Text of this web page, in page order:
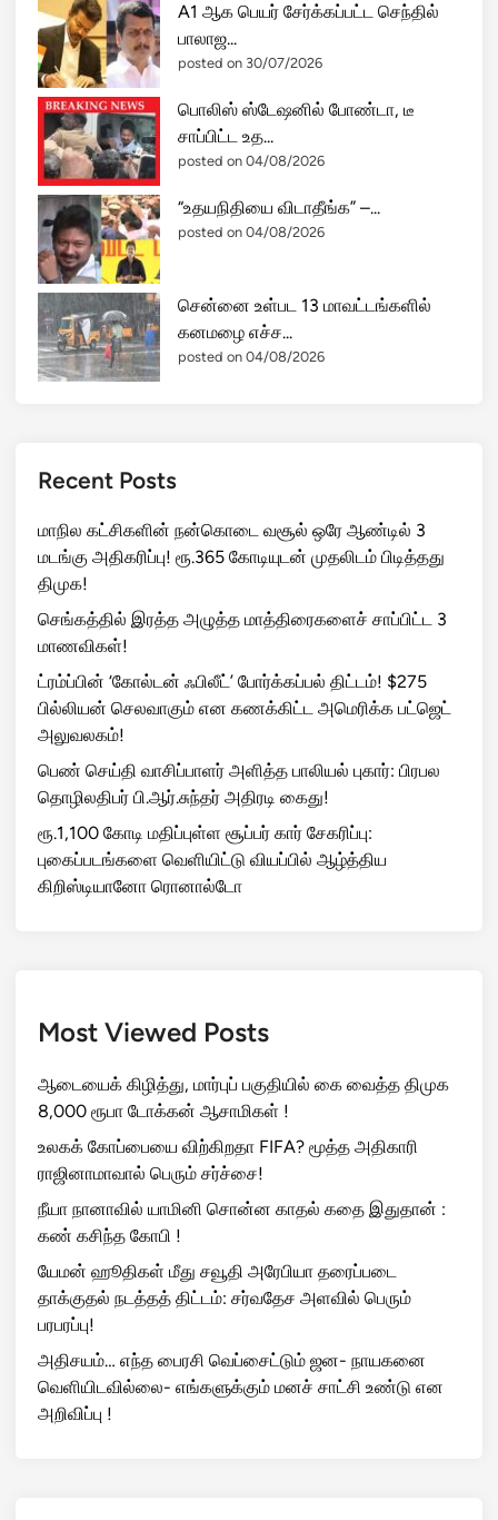
A1 ஆக பெயர் சேர்க்கப்பட்ட செந்தில்
பாலாஜ...
posted on 30/07/2026
பொலிஸ் ஸ்டேஷனில் போண்டா, டீ
சாப்பிட்ட உத...
posted on 04/08/2026
“உதயநிதியை விடாதீங்க” –...
posted on 04/08/2026
சென்னை உள்பட 13 மாவட்டங்களில்
கனமழை எச்ச...
posted on 04/08/2026
Recent Posts
மாநில கட்சிகளின் நன்கொடை வசூல் ஒரே ஆண்டில் 3
மடங்கு அதிகரிப்பு! ரூ.365 கோடியுடன் முதலிடம் பிடித்தது
திமுக!
செங்கத்தில் இரத்த அழுத்த மாத்திரைகளைச் சாப்பிட்ட 3
மாணவிகள்!
ட்ரம்ப்பின் ‘கோல்டன் ஃபிலீட்’ போர்க்கப்பல் திட்டம்! $275
பில்லியன் செலவாகும் என கணக்கிட்ட அமெரிக்க பட்ஜெட்
அலுவலகம்!
பெண் செய்தி வாசிப்பாளர் அளித்த பாலியல் புகார்: பிரபல
தொழிலதிபர் பி.ஆர்.சுந்தர் அதிரடி கைது!
ரூ.1,100 கோடி மதிப்புள்ள சூப்பர் கார் சேகரிப்பு:
புகைப்படங்களை வெளியிட்டு வியப்பில் ஆழ்த்திய
கிறிஸ்டியானோ ரொனால்டோ
Most Viewed Posts
ஆடையைக் கிழித்து, மார்புப் பகுதியில் கை வைத்த திமுக
8,000 ரூபா டோக்கன் ஆசாமிகள் !
உலகக் கோப்பையை விற்கிறதா FIFA? மூத்த அதிகாரி
ராஜினாமாவால் பெரும் சர்ச்சை!
நீயா நானாவில் யாமினி சொன்ன காதல் கதை இதுதான் :
கண் கசிந்த கோபி !
யேமன் ஹூதிகள் மீது சவூதி அரேபியா தரைப்படை
தாக்குதல் நடத்தத் திட்டம்: சர்வதேச அளவில் பெரும்
பரபரப்பு!
அதிசயம்… எந்த பைரசி வெப்சைட்டும் ஜன- நாயகனை
வெளியிடவில்லை- எங்களுக்கும் மனச் சாட்சி உண்டு என
அறிவிப்பு !